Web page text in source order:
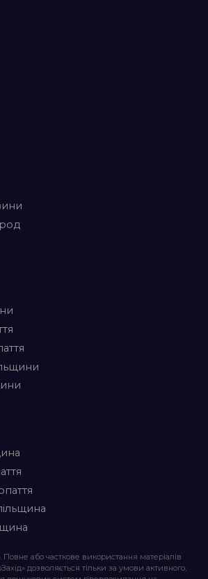
Повне або часткове використання матеріалів
дозволяється тільки за умови активного,